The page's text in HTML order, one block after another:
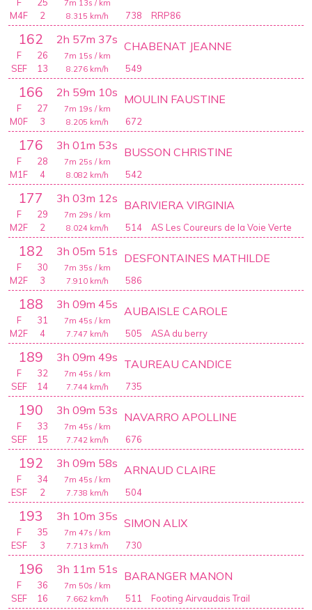
738
7m 13s / km
8.315 km/h
M4F
2 RRP86
162 2h 57m 37s
549
CHABENAT JEANNE
7m 15s / km
8.276 km/h
F
26
SEF
13
166 2h 59m 10s
672
MOULIN FAUSTINE
7m 19s / km
8.205 km/h
F
27
M0F
3
176 3h 01m 53s
542
BUSSON CHRISTINE
7m 25s / km
8.082 km/h
F
28
M1F
4
177 3h 03m 12s
514
BARIVIERA VIRGINIA
7m 29s / km
8.024 km/h
F
29
M2F
2 AS Les Coureurs de la Voie Verte
182 3h 05m 51s
586
DESFONTAINES MATHILDE
7m 35s / km
7.910 km/h
F
30
M2F
3
188 3h 09m 45s
505
AUBAISLE CAROLE
7m 45s / km
7.747 km/h
F
31
M2F
4 ASA du berry
189 3h 09m 49s
735
TAUREAU CANDICE
7m 45s / km
7.744 km/h
F
32
SEF
14
190 3h 09m 53s
676
NAVARRO APOLLINE
7m 45s / km
7.742 km/h
F
33
SEF
15
192 3h 09m 58s
504
ARNAUD CLAIRE
7m 45s / km
7.738 km/h
F
34
ESF
2
193 3h 10m 35s
730
SIMON ALIX
7m 47s / km
7.713 km/h
F
35
ESF
3
196 3h 11m 51s
511
BARANGER MANON
7m 50s / km
7.662 km/h
F
36
SEF
16 Footing Airvaudais Trail